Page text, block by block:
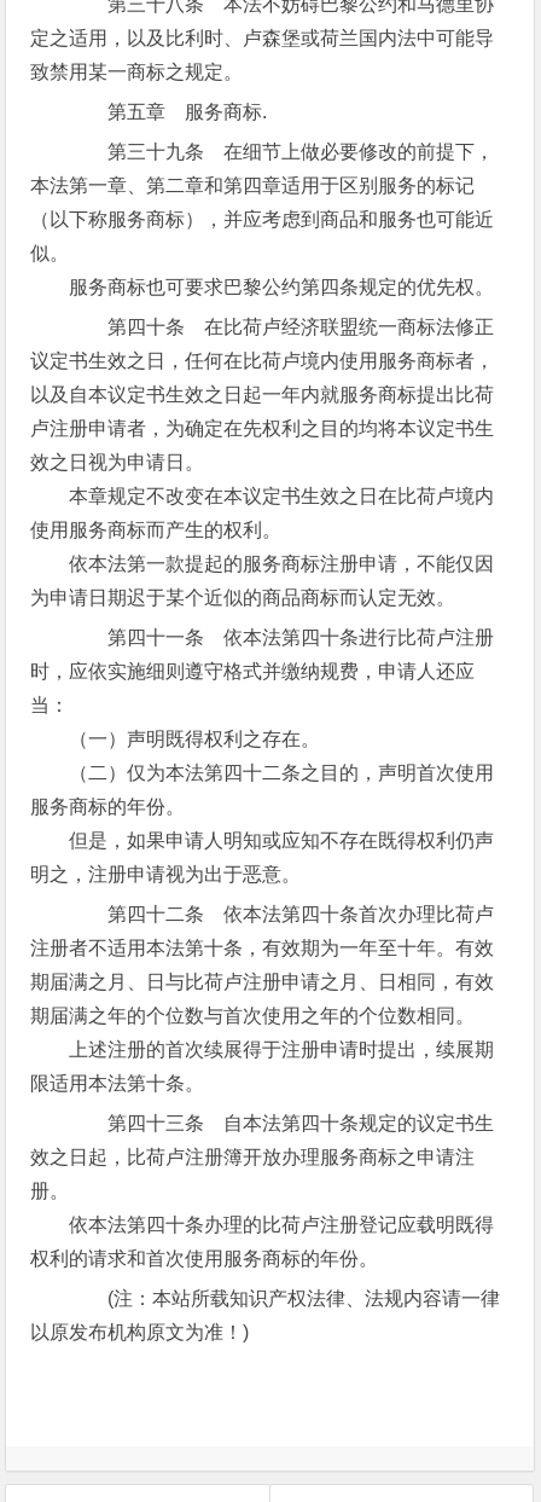
第三十八条 本法不妨碍巴黎公约和马德里协
定之适用，以及比利时、卢森堡或荷兰国内法中可能导
致禁用某一商标之规定。
第五章 服务商标.
第三十九条 在细节上做必要修改的前提下，
本法第一章、第二章和第四章适用于区别服务的标记
（以下称服务商标），并应考虑到商品和服务也可能近
似。
服务商标也可要求巴黎公约第四条规定的优先权。
第四十条 在比荷卢经济联盟统一商标法修正
议定书生效之日，任何在比荷卢境内使用服务商标者，
以及自本议定书生效之日起一年内就服务商标提出比荷
卢注册申请者，为确定在先权利之目的均将本议定书生
效之日视为申请日。
本章规定不改变在本议定书生效之日在比荷卢境内
使用服务商标而产生的权利。
依本法第一款提起的服务商标注册申请，不能仅因
为申请日期迟于某个近似的商品商标而认定无效。
第四十一条 依本法第四十条进行比荷卢注册
时，应依实施细则遵守格式并缴纳规费，申请人还应
当：
（一）声明既得权利之存在。
（二）仅为本法第四十二条之目的，声明首次使用
服务商标的年份。
但是，如果申请人明知或应知不存在既得权利仍声
明之，注册申请视为出于恶意。
第四十二条 依本法第四十条首次办理比荷卢
注册者不适用本法第十条，有效期为一年至十年。有效
期届满之月、日与比荷卢注册申请之月、日相同，有效
期届满之年的个位数与首次使用之年的个位数相同。
上述注册的首次续展得于注册申请时提出，续展期
限适用本法第十条。
第四十三条 自本法第四十条规定的议定书生
效之日起，比荷卢注册簿开放办理服务商标之申请注
册。
依本法第四十条办理的比荷卢注册登记应载明既得
权利的请求和首次使用服务商标的年份。
(注：本站所载知识产权法律、法规内容请一律
以原发布机构原文为准！)